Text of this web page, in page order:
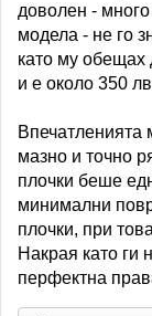
доволен -
модела - не го
като му обещах
и е около 350
Впечатленията
мазно и точно
плочки беше
минимални
плочки, при
Накрая като ги
перфектна